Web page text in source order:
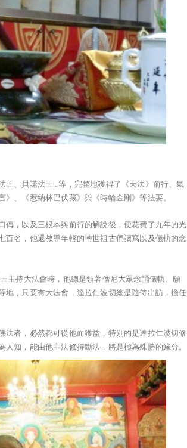
王、貝諾法王…等，完整地獲得了《天法》前行、氣
、《惹納林巴伏藏》與《時輪金剛》等法要。
，以及三根本與前行的解說後，便花費了九年的光
名，他還教導年輕的轉世祖古們讀寫以及儀軌的念
主持大法會時，他總是領著僧尼大眾念誦儀軌、願
地，只要有大法會，達拉仁波切總是隨侍出訪，擔任
者，必然都可從他而獲益，特別的是達拉仁波切修
知，能由他主法修持斷法，將是極為殊勝的緣分。